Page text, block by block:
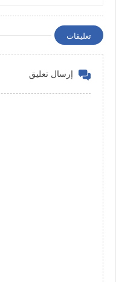
تعليقات
إرسال تعليق